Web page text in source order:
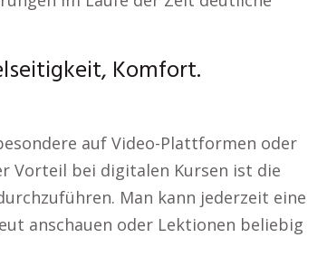
Komfort.
auf Video-Plattformen oder
Vorteil bei digitalen Kursen ist die
Man kann jederzeit eine
anschauen oder Lektionen beliebig